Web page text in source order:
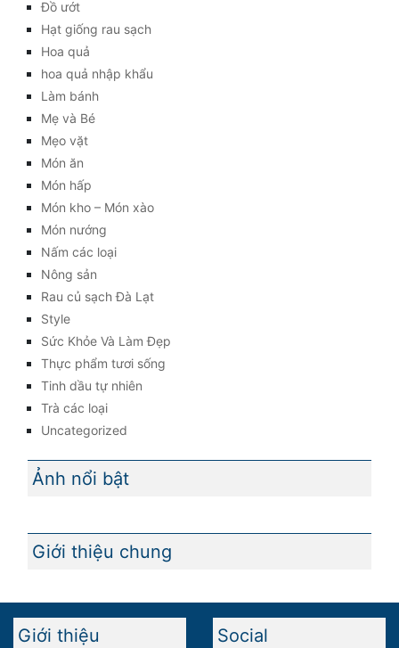
Đồ ướt
Hạt giống rau sạch
Hoa quả
hoa quả nhập khẩu
Làm bánh
Mẹ và Bé
Mẹo vặt
Món ăn
Món hấp
Món kho – Món xào
Món nướng
Nấm các loại
Nông sản
Rau củ sạch Đà Lạt
Style
Sức Khỏe Và Làm Đẹp
Thực phẩm tươi sống
Tinh dầu tự nhiên
Trà các loại
Uncategorized
Ảnh nổi bật
Giới thiệu chung
Giới thiệu Social